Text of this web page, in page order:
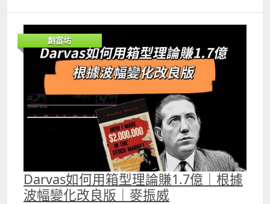
適合平倉的時間，而且應用在daytrade上會比觀察「超買、
超賣」更加準確。
創富坊
Darvas如何用箱型理論賺1.7億｜根據
波幅變化改良版｜麥振威